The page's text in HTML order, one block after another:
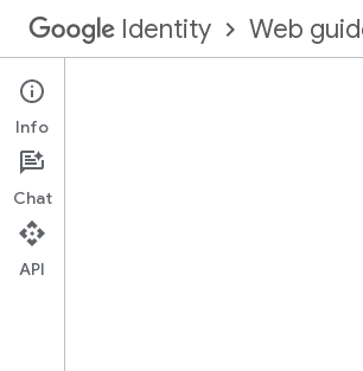
Identity Web
Penghentian dan penghentian total
Info
Chat
API